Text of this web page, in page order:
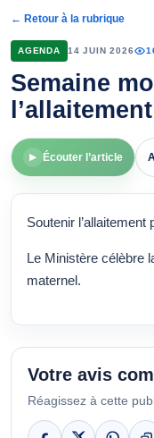
← Retour à la rubrique
AGENDA 14 JUIN 2026
Semaine
▶ Écouter l’article
Soutenir l’allaitement
Le Ministère célèbre
maternel.
Votre avis
Réagissez à cette